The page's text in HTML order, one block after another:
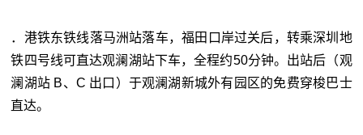
．港铁东铁线落马洲站落车，福田口岸过关后，转乘深圳地
铁四号线可直达观澜湖站下车，全程约50分钟。出站后（观
澜湖站 B、C 出口）于观澜湖新城外有园区的免费穿梭巴士
直达。